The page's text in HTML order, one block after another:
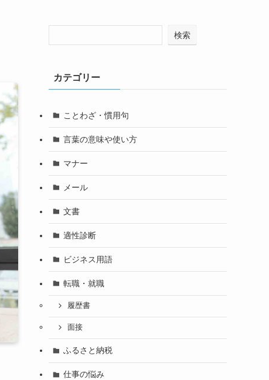
検索
カテゴリー
ことわざ・慣用句
言葉の意味や使い方
マナー
メール
文書
適性診断
ビジネス用語
転職・就職
履歴書
面接
ふるさと納税
仕事の悩み